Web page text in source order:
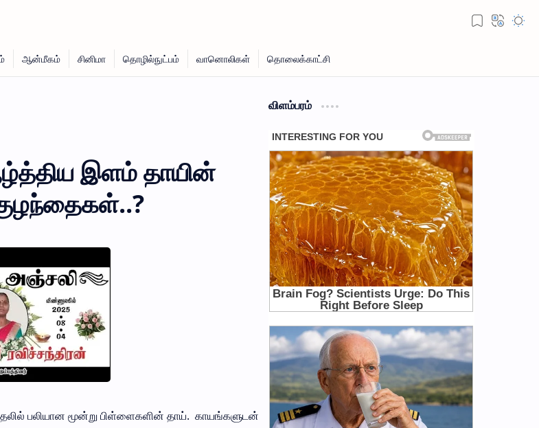
இளம் தாயின்
குழந்தைகள்..?
பலியான மூன்று பிள்ளைகளின் தாய். காயங்களுடன்
விளம்பரம்